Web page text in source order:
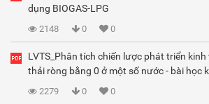
dụng BIOGAS-LPG
2148 0 0
LVTS_Phân tích chiến lược phát triển
thải ròng bằng 0 ở một số nước - bài học
2279 0 0